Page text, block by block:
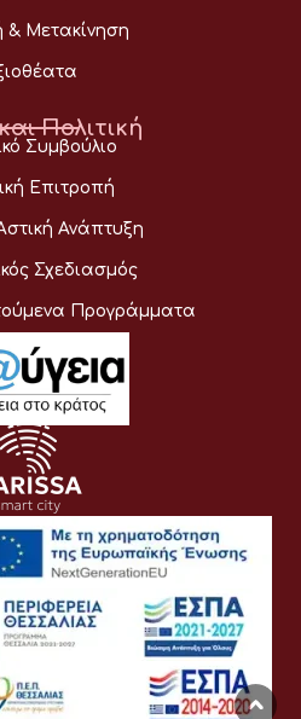
& Μετακίνηση
Πολιτική
Συμβούλιο
Επιτροπή
Ανάπτυξη
Σχεδιασμός
Προγράμματα